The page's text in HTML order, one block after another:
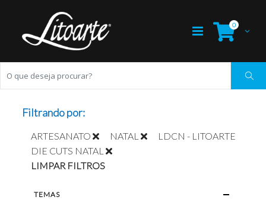
0
Filtrando por:
ARTESANATO NATAL
LDCN - LITOARTE
DIE CUTS NATAL
LIMPAR FILTROS
TEMAS